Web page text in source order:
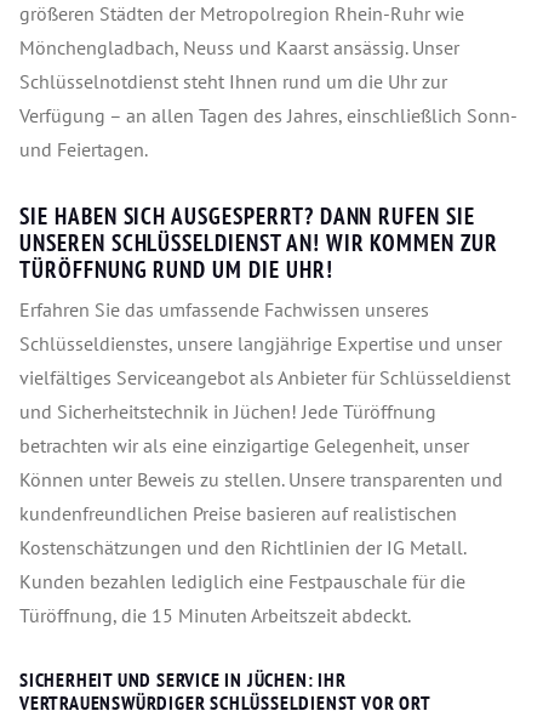
größeren Städten der Metropolregion Rhein-Ruhr wie
Mönchengladbach, Neuss und Kaarst ansässig. Unser
Schlüsselnotdienst steht Ihnen rund um die Uhr zur
Verfügung – an allen Tagen des Jahres, einschließlich Sonn-
und Feiertagen.
SIE HABEN SICH AUSGESPERRT? DANN RUFEN SIE
UNSEREN SCHLÜSSELDIENST AN! WIR KOMMEN ZUR
TÜRÖFFNUNG RUND UM DIE UHR!
Erfahren Sie das umfassende Fachwissen unseres
Schlüsseldienstes, unsere langjährige Expertise und unser
vielfältiges Serviceangebot als Anbieter für Schlüsseldienst
und Sicherheitstechnik in Jüchen! Jede Türöffnung
betrachten wir als eine einzigartige Gelegenheit, unser
Können unter Beweis zu stellen. Unsere transparenten und
kundenfreundlichen Preise basieren auf realistischen
Kostenschätzungen und den Richtlinien der IG Metall.
Kunden bezahlen lediglich eine Festpauschale für die
Türöffnung, die 15 Minuten Arbeitszeit abdeckt.
SICHERHEIT UND SERVICE IN JÜCHEN: IHR
VERTRAUENSWÜRDIGER SCHLÜSSELDIENST VOR ORT